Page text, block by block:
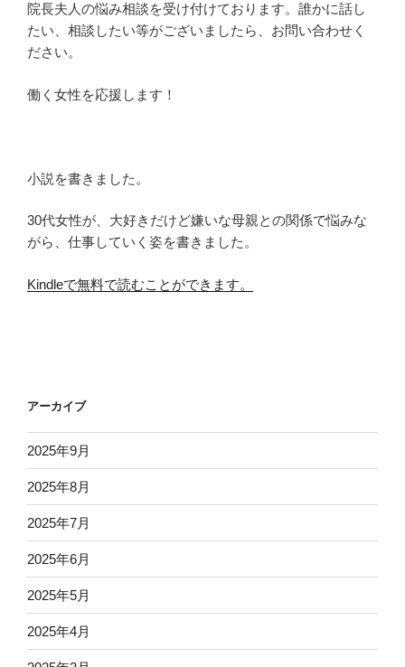
の
院長夫人の悩み相談を受け付けております。誰かに話し
たい、相談したい等がございましたら、お問い合わせく
ださい。
働く女性を応援します！
小説を書きました。
30代女性が、大好きだけど嫌いな母親との関係で悩みな
がら、仕事していく姿を書きました。
Kindleで無料で読むことができます。
アーカイブ
2025年9月
2025年8月
2025年7月
2025年6月
2025年5月
2025年4月